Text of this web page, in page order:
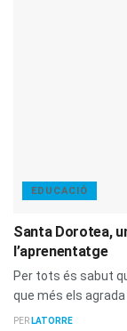
EDUCACIÓ
Santa Dorotea,
l’aprenentatge
Per tots és sabut
que més els agrada i
PER LATORRE